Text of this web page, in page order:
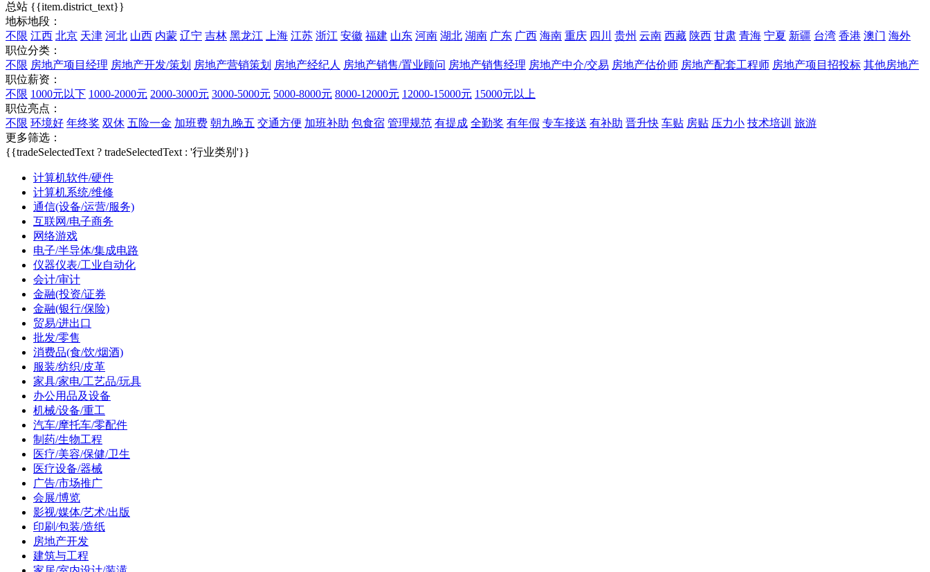
总站 {{item.district_text}}
地标地段：
不限 江西 北京 天津 河北 山西 内蒙 辽宁 吉林 黑龙江 上海 江苏 浙江 安徽 福建 山东 河南 湖北 湖南 广东 广西 海南 重庆 四川 贵州 云南 西藏 陕西 甘肃 青海 宁夏 新疆 台湾 香港 澳门 海外
职位分类：
不限 房地产项目经理 房地产开发/策划 房地产营销策划 房地产经纪人 房地产销售/置业顾问 房地产销售经理 房地产中介/交易 房地产估价师 房地产配套工程师 房地产项目招投标 其他房地产
职位薪资：
不限 1000元以下 1000-2000元 2000-3000元 3000-5000元 5000-8000元 8000-12000元 12000-15000元 15000元以上
职位亮点：
不限 环境好 年终奖 双休 五险一金 加班费 朝九晚五 交通方便 加班补助 包食宿 管理规范 有提成 全勤奖 有年假 专车接送 有补助 晋升快 车贴 房贴 压力小 技术培训 旅游
更多筛选：
{{tradeSelectedText ? tradeSelectedText : '行业类别'}}
计算机软件/硬件
计算机系统/维修
通信(设备/运营/服务)
互联网/电子商务
网络游戏
电子/半导体/集成电路
仪器仪表/工业自动化
会计/审计
金融(投资/证券
金融(银行/保险)
贸易/进出口
批发/零售
消费品(食/饮/烟酒)
服装/纺织/皮革
家具/家电/工艺品/玩具
办公用品及设备
机械/设备/重工
汽车/摩托车/零配件
制药/生物工程
医疗/美容/保健/卫生
医疗设备/器械
广告/市场推广
会展/博览
影视/媒体/艺术/出版
印刷/包装/造纸
房地产开发
建筑与工程